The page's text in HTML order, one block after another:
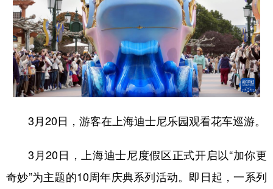
3月20日，游客在上海迪士尼乐园观看花车巡游。
3月20日，上海迪士尼度假区正式开启以“加你更
奇妙”为主题的10周年庆典系列活动。即日起，一系列